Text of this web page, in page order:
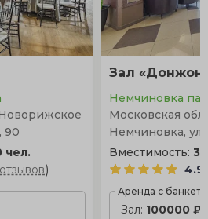
90
чел.
)
Зал
Немчиновка
Московская
Немчиновка, ул.
Вместимость:
4.9
Аренда с
Зал: 100000 ₽